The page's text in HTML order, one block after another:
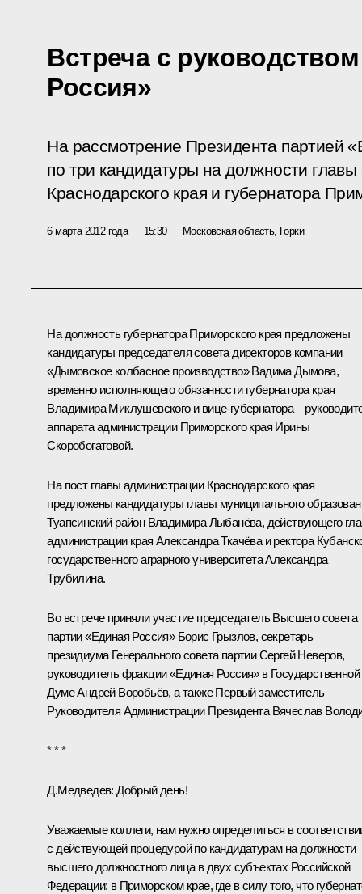
Встреча с
Россия»
На рассмотрение Президента партией
по три кандидатуры на должности
Краснодарского края и губернатора
6 марта 2012 года 15:30 Московская область, Горки
На должность губернатора Приморского края предложены
кандидатуры председателя совета директоров компании
«Дымовское колбасное производство» Вадима Дымова,
временно исполняющего обязанности губернатора края
Владимира Миклушевского и вице-губернатора –
аппарата администрации Приморского края Ирины
Скоробогатовой.
На пост главы администрации Краснодарского края
предложены кандидатуры главы муниципального
Туапсинский район Владимира Лыбанёва, действующего
администрации края Александра Ткачёва и ректора
государственного аграрного университета Александра
Трубилина.
Во встрече приняли участие председатель Высшего совета
партии «Единая Россия» Борис Грызлов, секретарь
президиума Генерального совета партии Сергей Неверов,
руководитель фракции «Единая Россия» в Государственной
Думе Андрей Воробьёв, а также Первый заместитель
Руководителя Администрации Президента Вячеслав
* * *
Д.Медведев: Добрый день!
Уважаемые коллеги, нам нужно определиться в
с действующей процедурой по кандидатурам на должности
высшего должностного лица в двух субъектах Российской
Федерации: в Приморском крае, где в силу того, что